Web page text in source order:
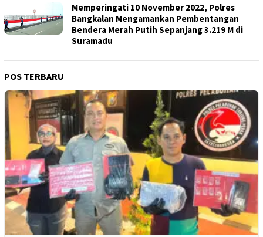
Memperingati 10 November 2022, Polres
Bangkalan Mengamankan Pembentangan
Bendera Merah Putih Sepanjang 3.219 M di
Suramadu
POS TERBARU